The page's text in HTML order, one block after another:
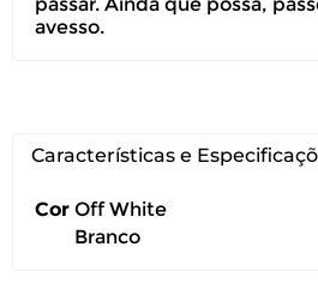
avesso.
Características e
Cor Off White
Branco